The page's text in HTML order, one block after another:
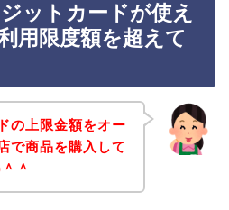
ットカードが使え
用限度額を超えて
の上限金額をオー
で商品を購入して
＾